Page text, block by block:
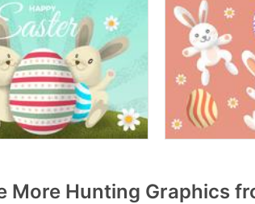
More Hunting Graphics